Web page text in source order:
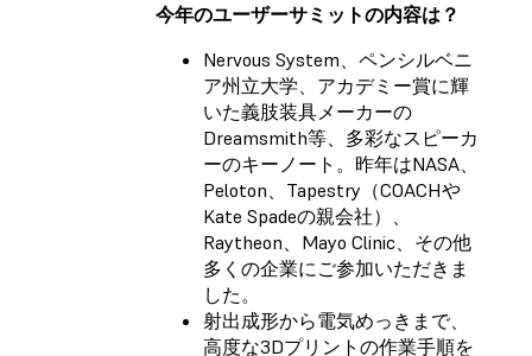
今年のユーザーサミットの内容は？
Nervous System、ペンシルベニ
ア州立大学、アカデミー賞に輝
いた義肢装具メーカーの
Dreamsmith等、多彩なスピーカ
ーのキーノート。昨年はNASA、
Peloton、Tapestry（COACHや
Kate Spadeの親会社）、
Raytheon、Mayo Clinic、その他
多くの企業にご参加いただきま
した。
射出成形から電気めっきまで、
高度な3Dプリントの作業手順を